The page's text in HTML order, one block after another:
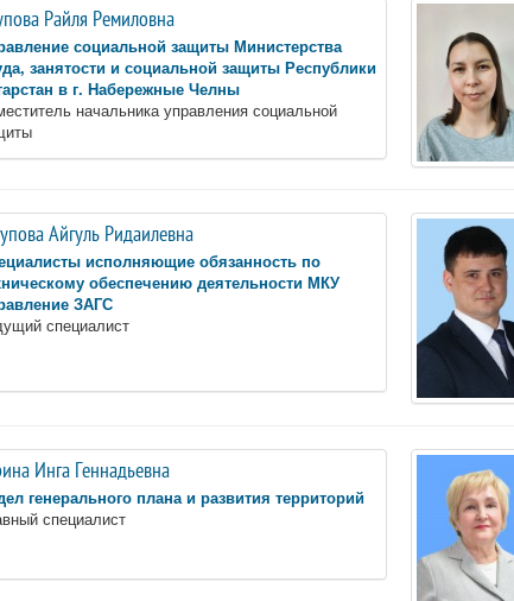
Райля Ремиловна
социальной защиты Министерства
занятости и социальной защиты Республики
в г. Набережные Челны
начальника управления социальной
Айгуль Ридаилевна
исполняющие обязанность по
обеспечению деятельности МКУ
ЗАГС
специалист
Инга Геннадьевна
генерального плана и развития территорий
специалист